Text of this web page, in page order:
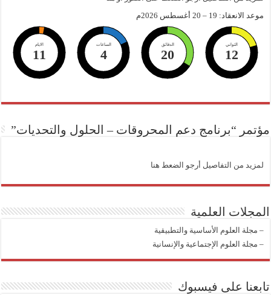
موعد الانعقاد: 19 – 20 أغسطس 2026م
الايام
11
الساعات
4
الدقائق
20
الثواني
11
مؤتمر “برنامج دعم المحروقات – الحلول والتحديات”
لمزيد من التفاصيل أرجو الضعط هنا
المجلات العلمية
– مجلة العلوم الأساسية والتطبيقية
– مجلة العلوم الإجتماعية والإنسانية
تابعنا على فيسبوك